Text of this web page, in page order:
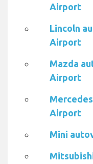
Airport
Lincoln
Airport
Mazda
Airport
Airport
Mini